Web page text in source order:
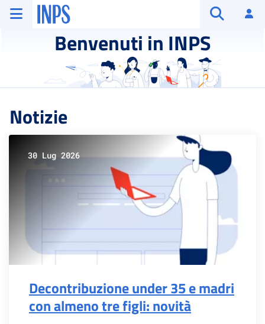
Vai al menu principale
Vai al contenuto principale
Vai al pie' di pagina
INPS ()
Benvenuti in INPS
Notizie
30 Lug 2026
Decontribuzione under 35 e madri
con almeno tre figli: novità